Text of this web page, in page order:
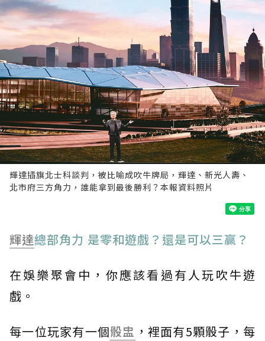
輝達插旗北士科談判，被比喻成吹牛牌局，輝達、新光人壽、
北市府三方角力，誰能拿到最後勝利？本報資料照片
輝達總部角力 是零和遊戲？還是可以三贏？
在娛樂聚會中，你應該看過有人玩吹牛遊
戲。
每一位玩家有一個骰盅 ，裡面有5顆骰子，每